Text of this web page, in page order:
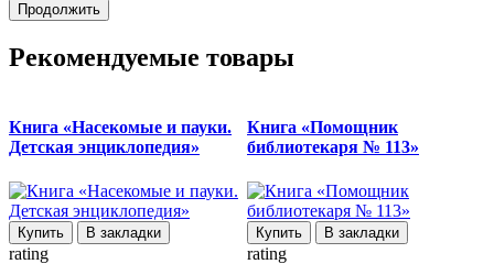
Продолжить
Рекомендуемые товары
Книга «Насекомые и пауки.
Детская энциклопедия»
Купить В закладки
rating
Книга «Помощник
библиотекаря № 113»
Купить В закладки
rating